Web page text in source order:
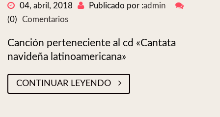
04, abril, 2018 Publicado por :admin
(0)
Comentarios
Canción perteneciente al cd «Cantata
navideña latinoamericana»
CONTINUAR LEYENDO